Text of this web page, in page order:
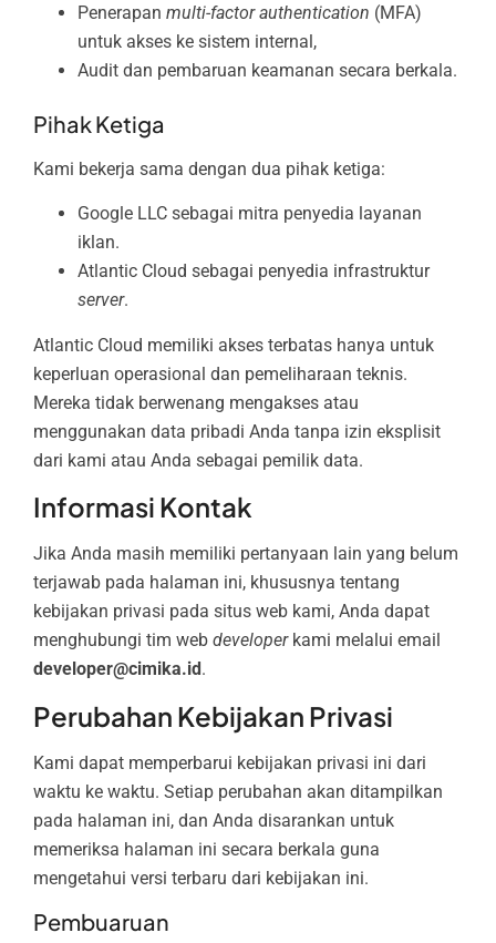
Penerapan multi-factor authentication (MFA)
untuk akses ke sistem internal,
Audit dan pembaruan keamanan secara berkala.
Pihak Ketiga
Kami bekerja sama dengan dua pihak ketiga:
Google LLC sebagai mitra penyedia layanan
iklan.
Atlantic Cloud sebagai penyedia infrastruktur
server.
Atlantic Cloud memiliki akses terbatas hanya untuk
keperluan operasional dan pemeliharaan teknis.
Mereka tidak berwenang mengakses atau
menggunakan data pribadi Anda tanpa izin eksplisit
dari kami atau Anda sebagai pemilik data.
Informasi Kontak
Jika Anda masih memiliki pertanyaan lain yang belum
terjawab pada halaman ini, khususnya tentang
kebijakan privasi pada situs web kami, Anda dapat
menghubungi tim web developerkami melalui email
developer@cimika.id .
Perubahan Kebijakan Privasi
Kami dapat memperbarui kebijakan privasi ini dari
waktu ke waktu. Setiap perubahan akan ditampilkan
pada halaman ini, dan Anda disarankan untuk
memeriksa halaman ini secara berkala guna
mengetahui versi terbaru dari kebijakan ini.
Pembuaruan